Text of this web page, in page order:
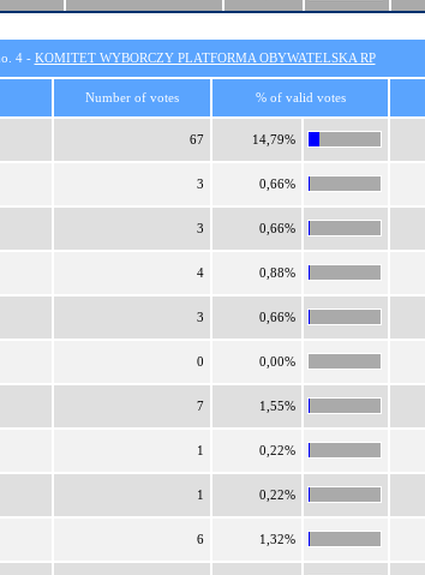
4 - KOMITET WYBORCZY PLATFORMA OBYWATELSKA RP
Number of votes % of valid votes
67 14,79%
3 0,66%
3 0,66%
4 0,88%
3 0,66%
0 0,00%
7 1,55%
1 0,22%
1 0,22%
6 1,32%